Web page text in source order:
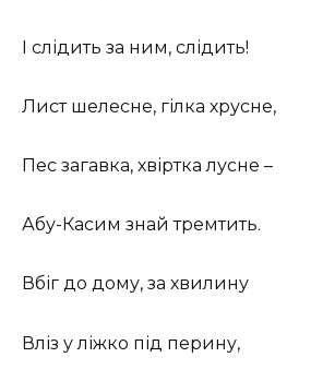
І слідить за ним, слідить!
Лист шелесне, гілка хрусне,
Пес загавка, хвіртка лусне –
Абу-Касим знай тремтить.
Вбіг до дому, за хвилину
Вліз у ліжко під перину,